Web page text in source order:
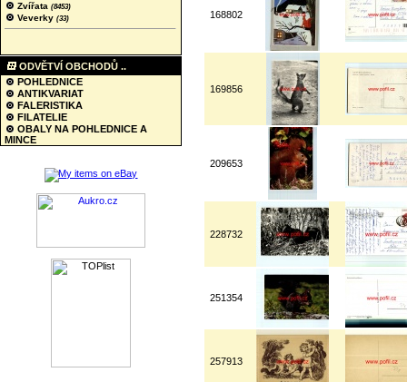
Zvířata (8453)
Veverky (33)
ODVĚTVÍ OBCHODŮ ..
POHLEDNICE
ANTIKVARIAT
FALERISTIKA
FILATELIE
OBALY NA POHLEDNICE A
MINCE
168802
169856
209653
228732
251354
257913